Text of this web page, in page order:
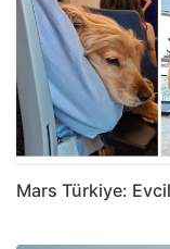
Mars Türkiye: